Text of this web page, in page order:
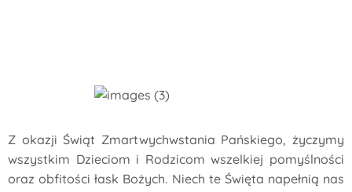
Z okazji Świąt Zmartwychwstania Pańskiego, życzymy
wszystkim Dzieciom i Rodzicom wszelkiej pomyślności
oraz obfitości łask Bożych. Niech te Święta napełnią nas